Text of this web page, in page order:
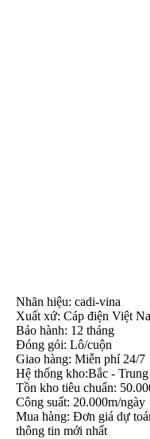
Nhãn hiệu: cadi-vina
Xuất xứ: Cáp điện Việt
Bảo hành: 12 tháng
Đóng gói: Lô/cuộn
Giao hàng: Miễn phí 24/7
Hệ thống kho:Bắc -
Tồn kho tiêu chuẩn:
Công suất: 20.000m/ngày
Mua hàng: Đơn giá dự
thông tin mới nhất